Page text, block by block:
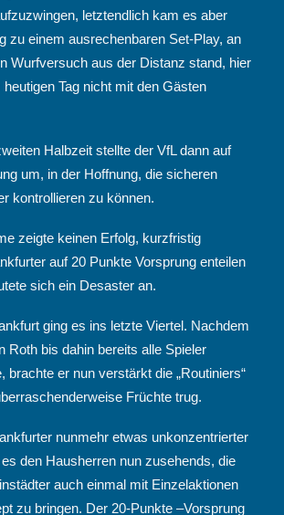
letztendlich kam es aber
zu einem ausrechenbaren Set-Play, an
Wurfversuch aus der Distanz stand, hier
Tag nicht mit den Gästen
Halbzeit stellte der VfL dann auf
um, in der Hoffnung, die sicheren
kontrollieren zu können.
zeigte keinen Erfolg, kurzfristig
auf 20 Punkte Vorsprung enteilen
sich ein Desaster an.
ging es ins letzte Viertel. Nachdem
Roth bis dahin bereits alle Spieler
brachte er nun verstärkt die „Routiniers“
Früchte trug.
nunmehr etwas unkonzentrierter
den Hausherren nun zusehends, die
auch einmal mit Einzelaktionen
zu bringen. Der 20-Punkte –Vorsprung